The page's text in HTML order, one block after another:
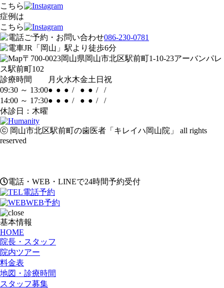
こちら
症例は
こちら
ご予約・お問い合わせ086-230-0781
JR「岡山」駅より 徒歩6分
〒700-0023岡山県岡山市北区駅前町1-10-23アーバンパレ
ス駅前町102
診療時間
月 火水木金土 日 祝
09:30 ～ 13:00● ● ● / ● ● /
/
14:00 ～ 17:30● ● ● / ● ● /
/
休診日：木曜
ⓒ 岡山市北区駅前町の歯医者「キレイハ岡山院」 all rights
reserved
電話・WEB・LINEで24時間予約受付
電話予約
WEB予約
基本情報
HOME
院長・スタッフ
院内ツアー
料金表
地図・診療時間
スタッフ募集